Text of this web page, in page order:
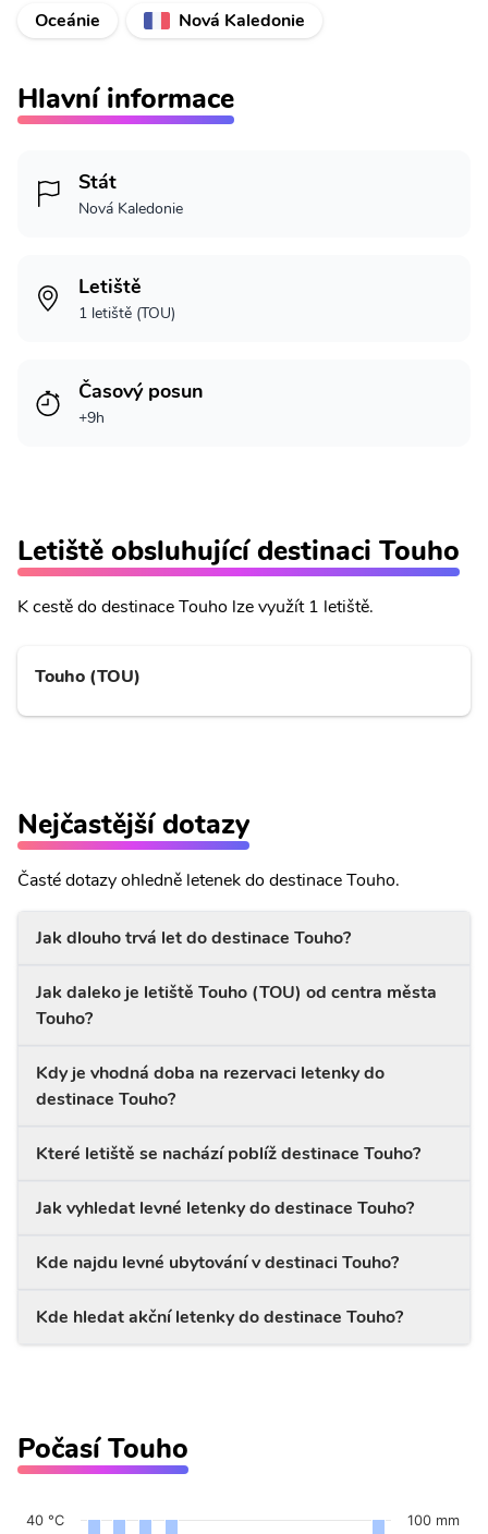
Oceánie
Nová Kaledonie
Hlavní informace
Stát
Nová Kaledonie
Letiště
1 letiště (TOU)
Časový posun
+9h
Letiště obsluhující destinaci Touho
K cestě do destinace Touho lze využít 1 letiště.
Touho (TOU)
Nejčastější dotazy
Časté dotazy ohledně letenek do destinace Touho.
Jak dlouho trvá let do destinace Touho?
Jak daleko je letiště Touho (TOU) od centra města
Touho?
Kdy je vhodná doba na rezervaci letenky do
destinace Touho?
Které letiště se nachází poblíž destinace Touho?
Jak vyhledat levné letenky do destinace Touho?
Kde najdu levné ubytování v destinaci Touho?
Kde hledat akční letenky do destinace Touho?
Počasí Touho
40 °C 100 mm